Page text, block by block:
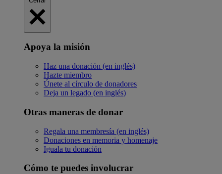
Apoya la misión
Haz una donación (en inglés)
Hazte miembro
Únete al círculo de donadores
Deja un legado (en inglés)
Otras maneras de donar
Regala una membresía (en inglés)
Donaciones en memoria y homenaje
Iguala tu donación
Cómo te puedes involucrar